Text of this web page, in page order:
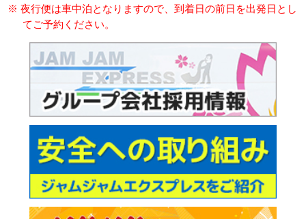
※ 夜行便は車中泊となりますので、到着日の前日を出発日とし
てご予約ください。